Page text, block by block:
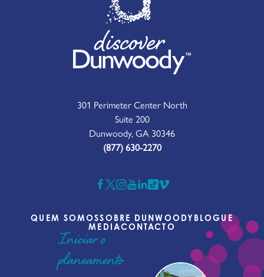
301 Perimeter Center North
Suite 200
Dunwoody, GA 30346
(877) 630-2270
QUEM SOMOSSOBRE DUNWOODY BLOGUE
MEDIACONTACTO
Iniciar o
planeamento